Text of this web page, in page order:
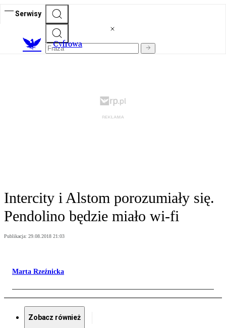
Serwisy
Cyfrowa
Intercity i Alstom porozumiały się.
Pendolino będzie miało wi-fi
Publikacja: 29.08.2018 21:03
Marta Rzeźnicka
Zobacz również